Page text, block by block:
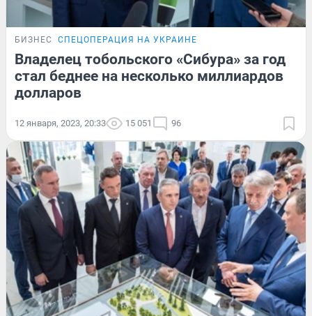
БИЗНЕС СПЕЦОПЕРАЦИЯ НА УКРАИНЕ
Владелец тобольского «Сибура» за год
стал беднее на несколько миллиардов
долларов
12 января, 2023, 20:33 15 051 96